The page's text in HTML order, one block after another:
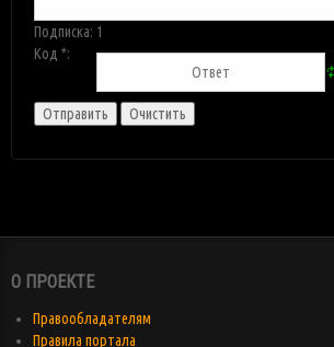
Подписка: 1
Код *:
О ПРОЕКТЕ
Правообладателям
Правила портала